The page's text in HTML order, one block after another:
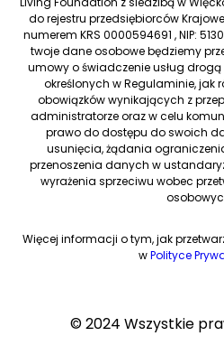
do rejestru przedsiębiorców
numerem KRS 0000594691 , NIP:
twoje dane osobowe będziemy
umowy o świadczenie usług
określonych w Regulaminie, jak
obowiązków wynikających z
administratorze oraz w celu
prawo do dostępu do swoich
usunięcia, żądania
przenoszenia danych w
wyrażenia sprzeciwu wobec
Więcej informacji o tym, jak
wPolityce
© 2024 Wszystkie